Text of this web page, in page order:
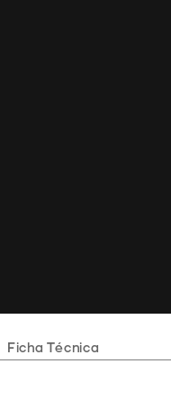
Ficha Técnica